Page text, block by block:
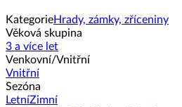
KategorieHrady, zámky, zříceniny
Věková skupina
3 a více let
Venkovní/Vnitřní
Vnitřní
Sezóna
LetníZimní